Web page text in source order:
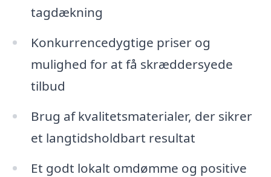
tagdækning
Konkurrencedygtige priser og
mulighed for at få skræddersyede
tilbud
Brug af kvalitetsmaterialer, der sikrer
et langtidsholdbart resultat
Et godt lokalt omdømme og positive